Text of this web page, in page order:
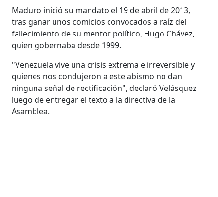
Maduro inició su mandato el 19 de abril de 2013,
tras ganar unos comicios convocados a raíz del
fallecimiento de su mentor político, Hugo Chávez,
quien gobernaba desde 1999.
"Venezuela vive una crisis extrema e irreversible y
quienes nos condujeron a este abismo no dan
ninguna señal de rectificación", declaró Velásquez
luego de entregar el texto a la directiva de la
Asamblea.